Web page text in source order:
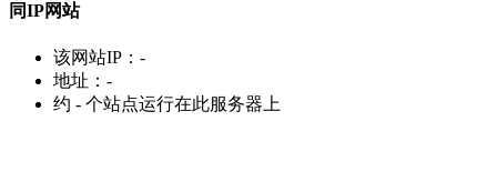
同IP网站
该网站IP： -
地址： -
约 - 个站点运行在此服务器上